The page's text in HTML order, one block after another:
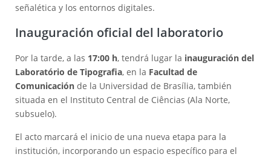
señalética y los entornos digitales.
Inauguración oficial del laboratorio
Por la tarde, a las 17:00 h, tendrá lugar la inauguración del
Laboratório de Tipografia, en la Facultad de
Comunicación de la Universidad de Brasília, también
situada en el Instituto Central de Ciências (Ala Norte,
subsuelo).
El acto marcará el inicio de una nueva etapa para la
institución, incorporando un espacio específico para el